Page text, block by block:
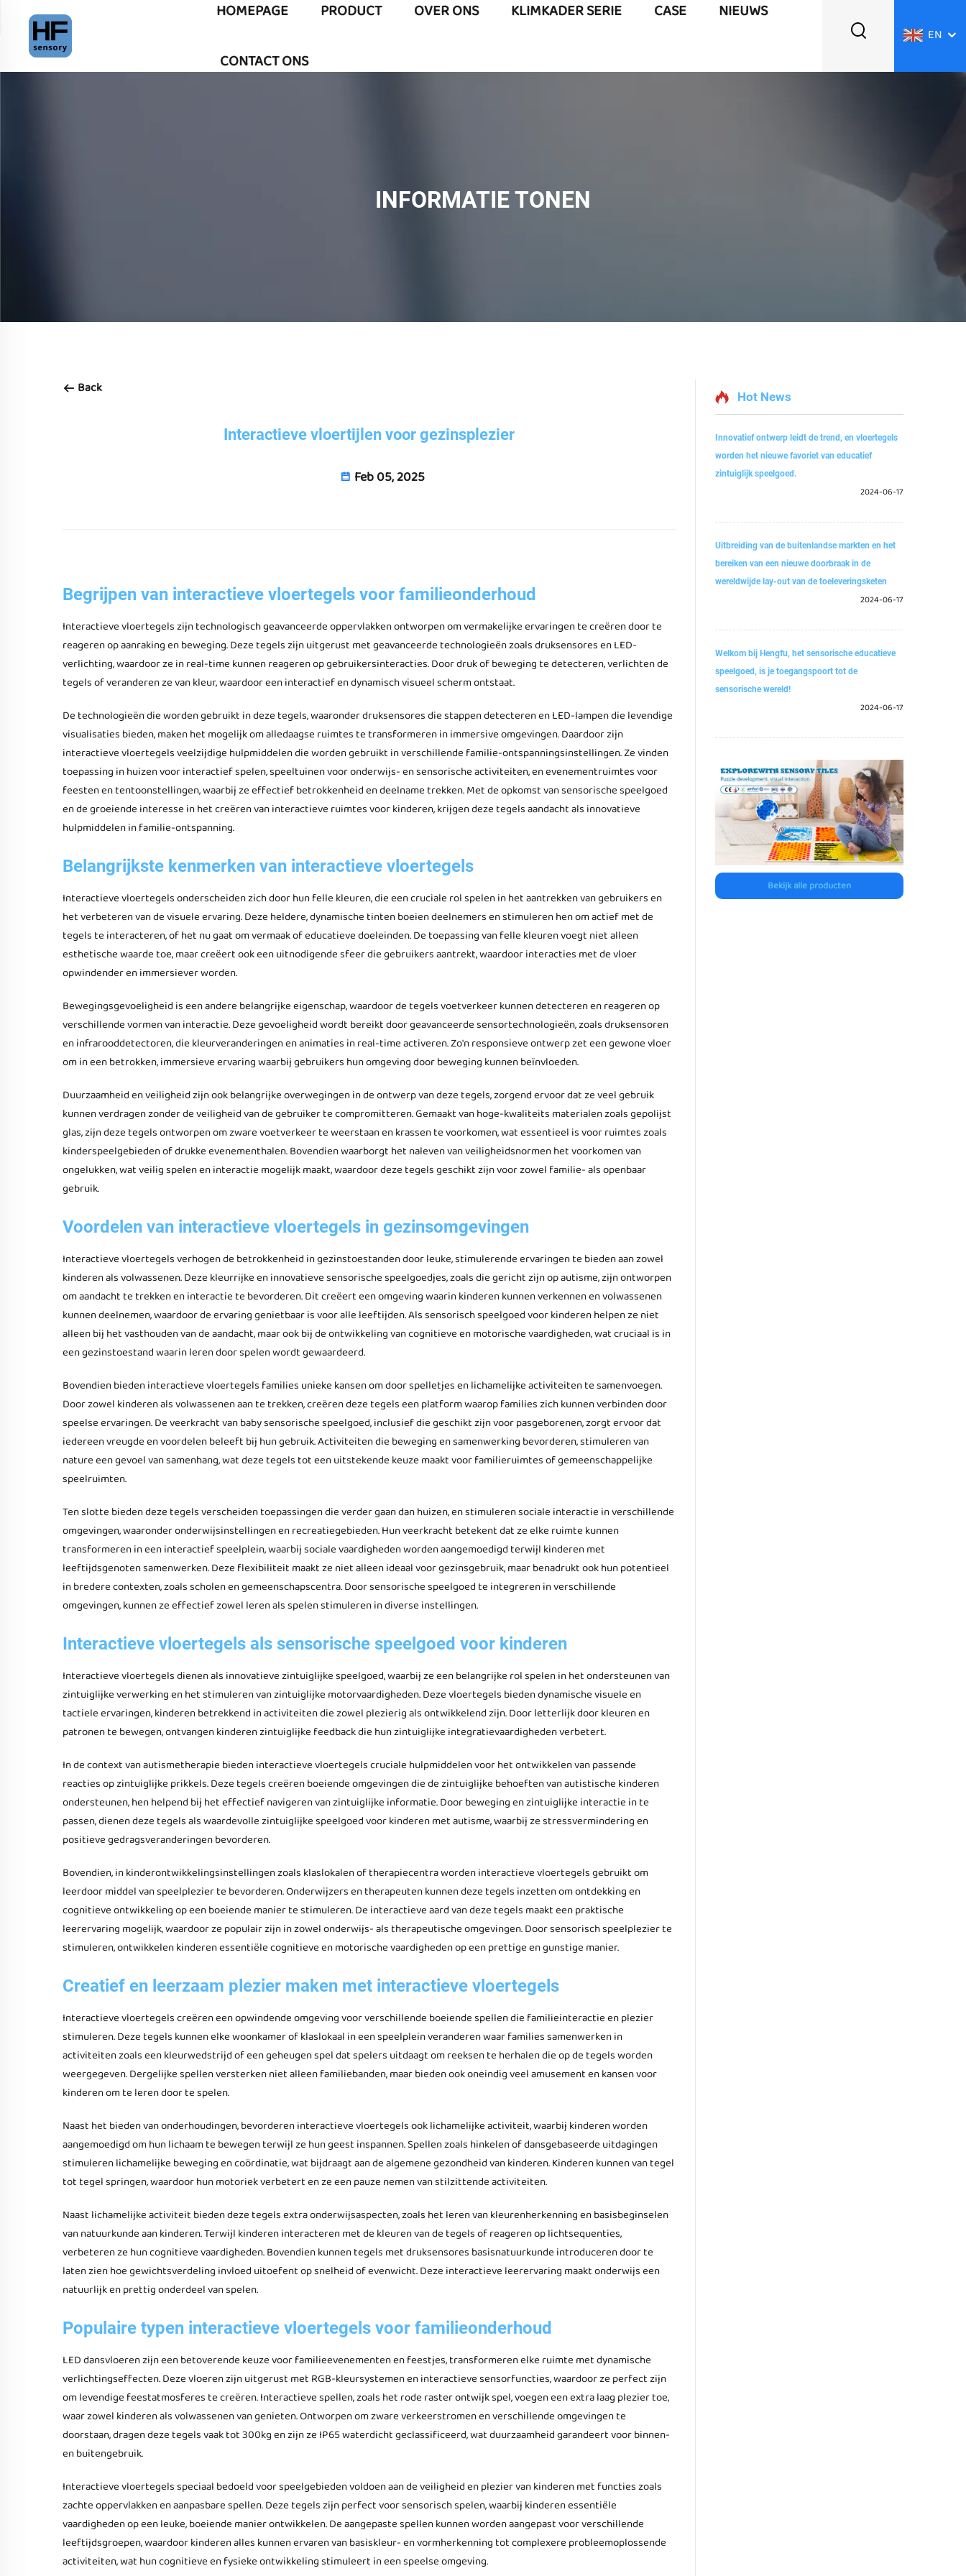
HOMEPAGE PRODUCT OVER ONS KLIMKADER SERIE CASE NIEUWS
CONTACT ONS
EN
INFORMATIE TONEN
Back
Interactieve vloertijlen voor gezinsplezier
Feb 05, 2025
Begrijpen van interactieve vloertegels voor familieonderhoud
Interactieve vloertegels zijn technologisch geavanceerde oppervlakken ontworpen om vermakelijke ervaringen te creëren door te
reageren op aanraking en beweging. Deze tegels zijn uitgerust met geavanceerde technologieën zoals druksensores en LED-
verlichting, waardoor ze in real-time kunnen reageren op gebruikersinteracties. Door druk of beweging te detecteren, verlichten de
tegels of veranderen ze van kleur, waardoor een interactief en dynamisch visueel scherm ontstaat.
De technologieën die worden gebruikt in deze tegels, waaronder druksensores die stappen detecteren en LED-lampen die levendige
visualisaties bieden, maken het mogelijk om alledaagse ruimtes te transformeren in immersive omgevingen. Daardoor zijn
interactieve vloertegels veelzijdige hulpmiddelen die worden gebruikt in verschillende familie-ontspanningsinstellingen. Ze vinden
toepassing in huizen voor interactief spelen, speeltuinen voor onderwijs- en sensorische activiteiten, en evenementruimtes voor
feesten en tentoonstellingen, waarbij ze effectief betrokkenheid en deelname trekken. Met de opkomst van sensorische speelgoed
en de groeiende interesse in het creëren van interactieve ruimtes voor kinderen, krijgen deze tegels aandacht als innovatieve
hulpmiddelen in familie-ontspanning.
Belangrijkste kenmerken van interactieve vloertegels
Interactieve vloertegels onderscheiden zich door hun felle kleuren, die een cruciale rol spelen in het aantrekken van gebruikers en
het verbeteren van de visuele ervaring. Deze heldere, dynamische tinten boeien deelnemers en stimuleren hen om actief met de
tegels te interacteren, of het nu gaat om vermaak of educatieve doeleinden. De toepassing van felle kleuren voegt niet alleen
esthetische waarde toe, maar creëert ook een uitnodigende sfeer die gebruikers aantrekt, waardoor interacties met de vloer
opwindender en immersiever worden.
Bewegingsgevoeligheid is een andere belangrijke eigenschap, waardoor de tegels voetverkeer kunnen detecteren en reageren op
verschillende vormen van interactie. Deze gevoeligheid wordt bereikt door geavanceerde sensortechnologieën, zoals druksensoren
en infrarooddetectoren, die kleurveranderingen en animaties in real-time activeren. Zo'n responsieve ontwerp zet een gewone vloer
om in een betrokken, immersieve ervaring waarbij gebruikers hun omgeving door beweging kunnen beïnvloeden.
Duurzaamheid en veiligheid zijn ook belangrijke overwegingen in de ontwerp van deze tegels, zorgend ervoor dat ze veel gebruik
kunnen verdragen zonder de veiligheid van de gebruiker te compromitteren. Gemaakt van hoge-kwaliteits materialen zoals gepolijst
glas, zijn deze tegels ontworpen om zware voetverkeer te weerstaan en krassen te voorkomen, wat essentieel is voor ruimtes zoals
kinderspeelgebieden of drukke evenementhalen. Bovendien waarborgt het naleven van veiligheidsnormen het voorkomen van
ongelukken, wat veilig spelen en interactie mogelijk maakt, waardoor deze tegels geschikt zijn voor zowel familie- als openbaar
gebruik.
Voordelen van interactieve vloertegels in gezinsomgevingen
Interactieve vloertegels verhogen de betrokkenheid in gezinstoestanden door leuke, stimulerende ervaringen te bieden aan zowel
kinderen als volwassenen. Deze kleurrijke en innovatieve sensorische speelgoedjes, zoals die gericht zijn op autisme, zijn ontworpen
om aandacht te trekken en interactie te bevorderen. Dit creëert een omgeving waarin kinderen kunnen verkennen en volwassenen
kunnen deelnemen, waardoor de ervaring genietbaar is voor alle leeftijden. Als sensorisch speelgoed voor kinderen helpen ze niet
alleen bij het vasthouden van de aandacht, maar ook bij de ontwikkeling van cognitieve en motorische vaardigheden, wat cruciaal is in
een gezinstoestand waarin leren door spelen wordt gewaardeerd.
Bovendien bieden interactieve vloertegels families unieke kansen om door spelletjes en lichamelijke activiteiten te samenvoegen.
Door zowel kinderen als volwassenen aan te trekken, creëren deze tegels een platform waarop families zich kunnen verbinden door
speelse ervaringen. De veerkracht van baby sensorische speelgoed, inclusief die geschikt zijn voor pasgeborenen, zorgt ervoor dat
iedereen vreugde en voordelen beleeft bij hun gebruik. Activiteiten die beweging en samenwerking bevorderen, stimuleren van
nature een gevoel van samenhang, wat deze tegels tot een uitstekende keuze maakt voor familieruimtes of gemeenschappelijke
speelruimten.
Ten slotte bieden deze tegels verscheiden toepassingen die verder gaan dan huizen, en stimuleren sociale interactie in verschillende
omgevingen, waaronder onderwijsinstellingen en recreatiegebieden. Hun veerkracht betekent dat ze elke ruimte kunnen
transformeren in een interactief speelplein, waarbij sociale vaardigheden worden aangemoedigd terwijl kinderen met
leeftijdsgenoten samenwerken. Deze flexibiliteit maakt ze niet alleen ideaal voor gezinsgebruik, maar benadrukt ook hun potentieel
in bredere contexten, zoals scholen en gemeenschapscentra. Door sensorische speelgoed te integreren in verschillende
omgevingen, kunnen ze effectief zowel leren als spelen stimuleren in diverse instellingen.
Interactieve vloertegels als sensorische speelgoed voor kinderen
Interactieve vloertegels dienen als innovatieve zintuiglijke speelgoed, waarbij ze een belangrijke rol spelen in het ondersteunen van
zintuiglijke verwerking en het stimuleren van zintuiglijke motorvaardigheden. Deze vloertegels bieden dynamische visuele en
tactiele ervaringen, kinderen betrekkend in activiteiten die zowel plezierig als ontwikkelend zijn. Door letterlijk door kleuren en
patronen te bewegen, ontvangen kinderen zintuiglijke feedback die hun zintuiglijke integratievaardigheden verbetert.
In de context van autismetherapie bieden interactieve vloertegels cruciale hulpmiddelen voor het ontwikkelen van passende
reacties op zintuiglijke prikkels. Deze tegels creëren boeiende omgevingen die de zintuiglijke behoeften van autistische kinderen
ondersteunen, hen helpend bij het effectief navigeren van zintuiglijke informatie. Door beweging en zintuiglijke interactie in te
passen, dienen deze tegels als waardevolle zintuiglijke speelgoed voor kinderen met autisme, waarbij ze stressvermindering en
positieve gedragsveranderingen bevorderen.
Bovendien, in kinderontwikkelingsinstellingen zoals klaslokalen of therapiecentra worden interactieve vloertegels gebruikt om
leerdoor middel van speelplezier te bevorderen. Onderwijzers en therapeuten kunnen deze tegels inzetten om ontdekking en
cognitieve ontwikkeling op een boeiende manier te stimuleren. De interactieve aard van deze tegels maakt een praktische
leerervaring mogelijk, waardoor ze populair zijn in zowel onderwijs- als therapeutische omgevingen. Door sensorisch speelplezier te
stimuleren, ontwikkelen kinderen essentiële cognitieve en motorische vaardigheden op een prettige en gunstige manier.
Creatief en leerzaam plezier maken met interactieve vloertegels
Interactieve vloertegels creëren een opwindende omgeving voor verschillende boeiende spellen die familieinteractie en plezier
stimuleren. Deze tegels kunnen elke woonkamer of klaslokaal in een speelplein veranderen waar families samenwerken in
activiteiten zoals een kleurwedstrijd of een geheugen spel dat spelers uitdaagt om reeksen te herhalen die op de tegels worden
weergegeven. Dergelijke spellen versterken niet alleen familiebanden, maar bieden ook oneindig veel amusement en kansen voor
kinderen om te leren door te spelen.
Naast het bieden van onderhoudingen, bevorderen interactieve vloertegels ook lichamelijke activiteit, waarbij kinderen worden
aangemoedigd om hun lichaam te bewegen terwijl ze hun geest inspannen. Spellen zoals hinkelen of dansgebaseerde uitdagingen
stimuleren lichamelijke beweging en coördinatie, wat bijdraagt aan de algemene gezondheid van kinderen. Kinderen kunnen van tegel
tot tegel springen, waardoor hun motoriek verbetert en ze een pauze nemen van stilzittende activiteiten.
Naast lichamelijke activiteit bieden deze tegels extra onderwijsaspecten, zoals het leren van kleurenherkenning en basisbeginselen
van natuurkunde aan kinderen. Terwijl kinderen interacteren met de kleuren van de tegels of reageren op lichtsequenties,
verbeteren ze hun cognitieve vaardigheden. Bovendien kunnen tegels met druksensores basisnatuurkunde introduceren door te
laten zien hoe gewichtsverdeling invloed uitoefent op snelheid of evenwicht. Deze interactieve leerervaring maakt onderwijs een
natuurlijk en prettig onderdeel van spelen.
Populaire typen interactieve vloertegels voor familieonderhoud
LED dansvloeren zijn een betoverende keuze voor familieevenementen en feestjes, transformeren elke ruimte met dynamische
verlichtingseffecten. Deze vloeren zijn uitgerust met RGB-kleursystemen en interactieve sensorfuncties, waardoor ze perfect zijn
om levendige feestatmosferes te creëren. Interactieve spellen, zoals het rode raster ontwijk spel, voegen een extra laag plezier toe,
waar zowel kinderen als volwassenen van genieten. Ontworpen om zware verkeerstromen en verschillende omgevingen te
doorstaan, dragen deze tegels vaak tot 300kg en zijn ze IP65 waterdicht geclassificeerd, wat duurzaamheid garandeert voor binnen-
en buitengebruik.
Interactieve vloertegels speciaal bedoeld voor speelgebieden voldoen aan de veiligheid en plezier van kinderen met functies zoals
zachte oppervlakken en aanpasbare spellen. Deze tegels zijn perfect voor sensorisch spelen, waarbij kinderen essentiële
vaardigheden op een leuke, boeiende manier ontwikkelen. De aangepaste spellen kunnen worden aangepast voor verschillende
leeftijdsgroepen, waardoor kinderen alles kunnen ervaren van basiskleur- en vormherkenning tot complexere probleemoplossende
activiteiten, wat hun cognitieve en fysieke ontwikkeling stimuleert in een speelse omgeving.
Hot News
Innovatief ontwerp leidt de trend, en vloertegels
worden het nieuwe favoriet van educatief
zintuiglijk speelgoed.
2024-06-17
Uitbreiding van de buitenlandse markten en het
bereiken van een nieuwe doorbraak in de
wereldwijde lay-out van de toeleveringsketen
2024-06-17
Welkom bij Hengfu, het sensorische educatieve
speelgoed, is je toegangspoort tot de
sensorische wereld!
2024-06-17
Bekijk alle producten